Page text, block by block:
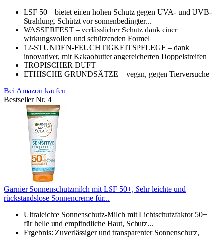
LSF 50 – bietet einen hohen Schutz gegen UVA- und UVB-
Strahlung. Schützt vor sonnenbedingter...
WASSERFEST – verlässlicher Schutz dank einer
wirkungsvollen und schützenden Formel
12-STUNDEN-FEUCHTIGKEITSPFLEGE – dank
innovativer, mit Kakaobutter angereicherten Doppelstreifen
TROPISCHER DUFT
ETHISCHE GRUNDSÄTZE – vegan, gegen Tierversuche
Bei Amazon kaufen
Bestseller Nr. 4
Garnier Sonnenschutzmilch mit LSF 50+, Sehr leichte und
rückstandslose Sonnencreme für...
Ultraleichte Sonnenschutz-Milch mit Lichtschutzfaktor 50+
für helle und empfindliche Haut, Schutz...
Ergebnis: Zuverlässiger und transparenter Sonnenschutz,